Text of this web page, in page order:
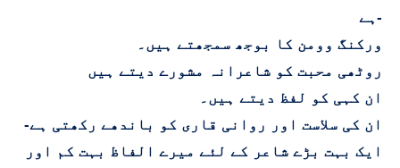
ہے-
ورکنگ وومن کا بوجھ سمجھتے ہیں۔
روٹھی محبت کو شاعرانہ مشورے دیتے ہیں
ان کہی کو لفظ دیتے ہیں۔
ان کی سلاست اور روانی قاری کو باندھے رکھتی ہے-
ایک بہت بڑے شاعر کے لئے میرے الفاظ بہت کم اور